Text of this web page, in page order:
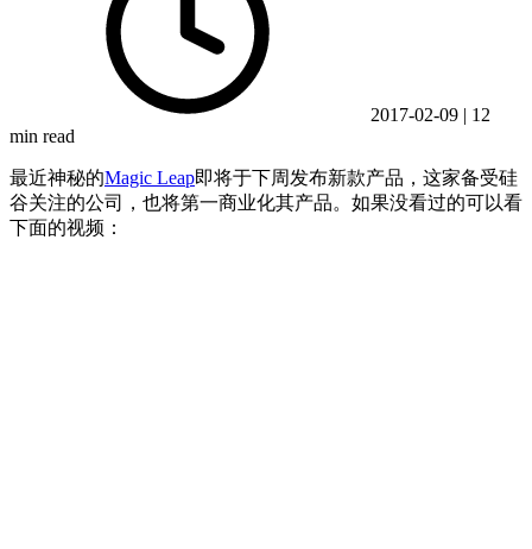
2017-02-09 | 12
min read
最近神秘的Magic Leap即将于下周发布新款产品，这家备受硅
谷关注的公司，也将第一商业化其产品。如果没看过的可以看
下面的视频：